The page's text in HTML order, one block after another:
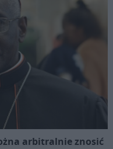
arbitralnie znosić